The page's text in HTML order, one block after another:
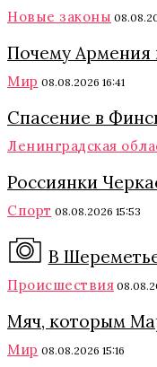
Новые законы
Почему Армения
Мир 08.08.2026 16:41
Спасение в
Ленинградская
Россиянки
Спорт 08.08.2026 15:53
В
Происшествия
Мяч, которым
Мир 08.08.2026 15:16